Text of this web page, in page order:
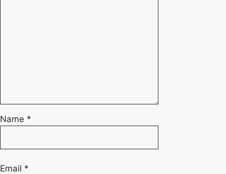
Name *
Email *